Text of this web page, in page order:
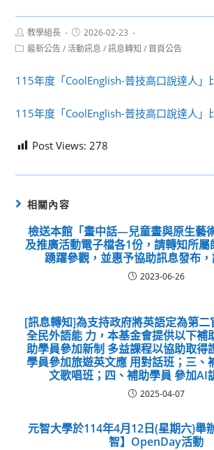
Post
author:
教學組長
Post
published:
2026-02-23
Post最新公告 / 活動訊息 / 訊息轉知 / 首頁公告
115年度「CoolEnglish-普技高口說達人」
115年度「CoolEnglish-普技高口說達人」
Post Views: 278
相關內容
檢送本館「畫中話—兒童畫與原生藝
及推廣活動電子檔各1份，請轉知所屬
踴躍參觀，並惠予協助訊息發布，
2023-06-26
[訊息轉知]為支持政府將英語定為第
全民外語能 力，本基金會提供以下補
助學員參加新制 多益課程以協助取得
學員參加旅遊英文應 用對話班；三、
文歌唱班；四、補助學員 參加AI
2025-04-07
元智大學於114年4月12日(星期六)舉
智】OpenDay活動